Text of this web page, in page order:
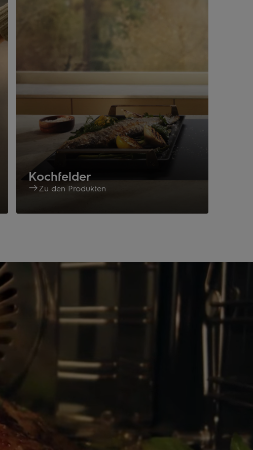
Kochfelder
Zu den Produkten